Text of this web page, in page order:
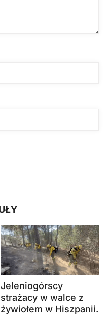
Jeleniogórscy
strażacy w walce z
żywiołem w Hiszpanii.